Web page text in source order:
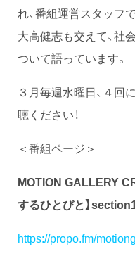
れ、番組運営スタッフ
大高健志も交えて、社
ついて語っています。
３月毎週水曜日、４
聴ください！
＜番組ページ＞
MOTION GALLERY
するひとびと】
https://propo.fm/